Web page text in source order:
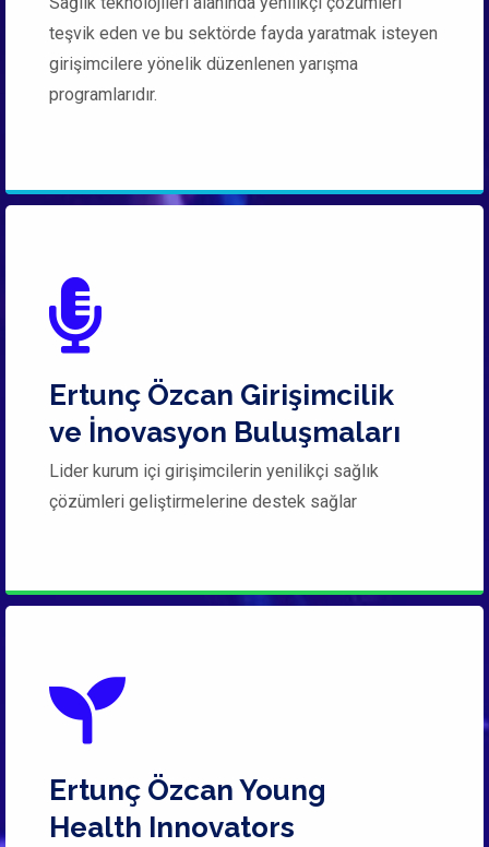
teşvik eden ve bu sektörde fayda yaratmak isteyen
girişimcilere yönelik düzenlenen yarışma
programlarıdır.
Ertunç Özcan Girişimcilik
ve İnovasyon Buluşmaları
Lider kurum içi girişimcilerin yenilikçi sağlık
çözümleri geliştirmelerine destek sağlar
Ertunç Özcan Young
Health Innovators